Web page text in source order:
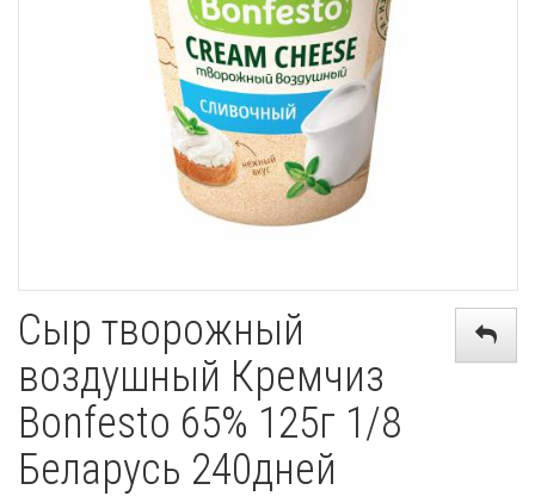
Сыр творожный
воздушный Кремчиз
Bonfesto 65% 125г 1/8
Беларусь 240дней